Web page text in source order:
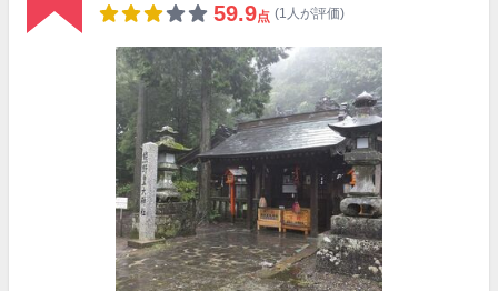
59.9点 (1人が評価)